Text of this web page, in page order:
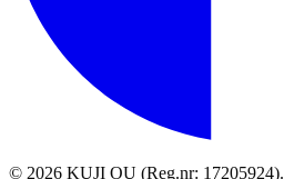
© 2026 KUJI OU (Reg.nr: 17205924).